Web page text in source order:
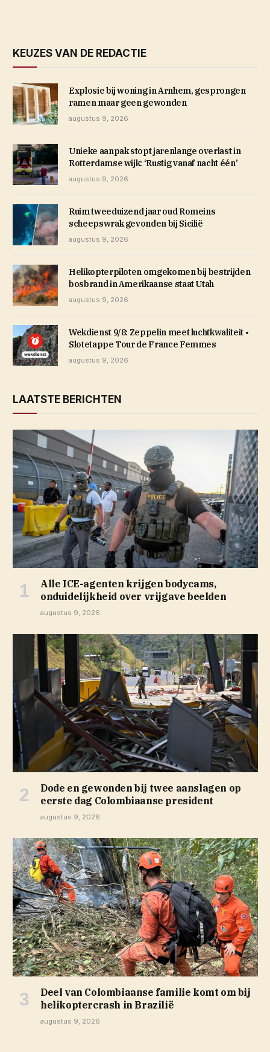
KEUZES VAN DE REDACTIE
Explosie bij woning in Arnhem, gesprongen
ramen maar geen gewonden
augustus 9, 2026
Unieke aanpak stopt jarenlange overlast in
Rotterdamse wijk: ‘Rustig vanaf nacht één’
augustus 9, 2026
Ruim tweeduizend jaar oud Romeins
scheepswrak gevonden bij Sicilië
augustus 9, 2026
Helikopterpiloten omgekomen bij bestrijden
bosbrand in Amerikaanse staat Utah
augustus 9, 2026
Wekdienst 9/8: Zeppelin meet luchtkwaliteit •
Slotetappe Tour de France Femmes
augustus 9, 2026
LAATSTE BERICHTEN
Alle ICE-agenten krijgen bodycams,
onduidelijkheid over vrijgave beelden
augustus 9, 2026
Dode en gewonden bij twee aanslagen op
eerste dag Colombiaanse president
augustus 9, 2026
Deel van Colombiaanse familie komt om bij
helikoptercrash in Brazilië
augustus 9, 2026